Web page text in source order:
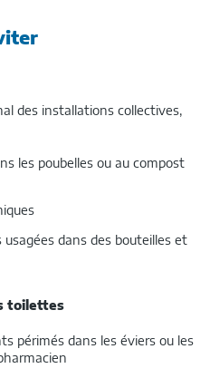
des installations collectives,
les poubelles ou au compost
dans des bouteilles et
toilettes
périmés dans les éviers ou les